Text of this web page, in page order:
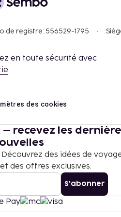
de registre: 556529-1795
en toute sécurité avec
des cookies
– recevez les
des idées de
des offres exclusives.
S'abonner